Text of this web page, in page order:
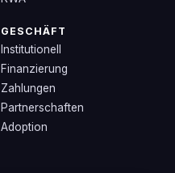
GESCHÄFT
Institutionell
Finanzierung
Zahlungen
Partnerschaften
Adoption